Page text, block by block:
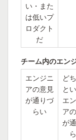
い・また
は低いプ
ロダクト
だ
チーム内のエン
エンジニ
アの意見
が通りづ
らい
ど
と
エ
ア
が